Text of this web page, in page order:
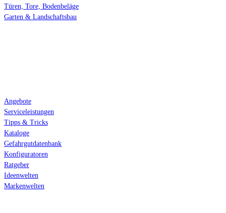
Türen, Tore, Bodenbeläge
Garten & Landschaftsbau
Angebote
Serviceleistungen
Tipps & Tricks
Kataloge
Gefahrgutdatenbank
Konfiguratoren
Ratgeber
Ideenwelten
Markenwelten